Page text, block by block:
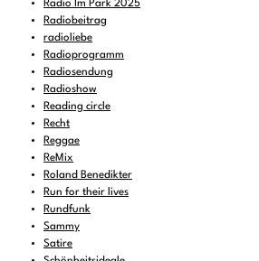
Radio Im Park 2025
Radiobeitrag
radioliebe
Radioprogramm
Radiosendung
Radioshow
Reading circle
Recht
Reggae
ReMix
Roland Benedikter
Run for their lives
Rundfunk
Sammy
Satire